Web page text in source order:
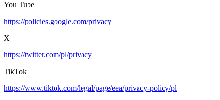
You Tube
https://policies.google.com/privacy
X
https://twitter.com/pl/privacy
TikTok
https://www.tiktok.com/legal/page/eea/privacy-policy/pl